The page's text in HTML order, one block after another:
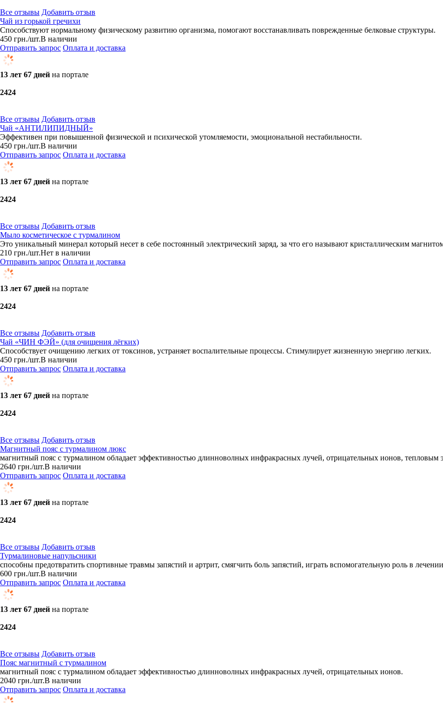
Все отзывы Добавить отзыв
Чай из горькой гречихи
Способствуют нормальному физическому развитию организма, помогают восстанавливать поврежденные белковые структуры.
450 грн./шт.В наличии
Отправить запрос Оплата и доставка
13 лет 67 дней на портале
2424
Все отзывы Добавить отзыв
Чай «АНТИЛИПИДНЫЙ»
Эффективен при повышенной физической и психической утомляемости, эмоциональной нестабильности.
450 грн./шт.В наличии
Отправить запрос Оплата и доставка
13 лет 67 дней на портале
2424
Все отзывы Добавить отзыв
Мыло косметическое с турмалином
Это уникальный минерал который несет в себе постоянный электрический заряд, за что его называют кристаллическим
210 грн./шт.Нет в наличии
Отправить запрос Оплата и доставка
13 лет 67 дней на портале
2424
Все отзывы Добавить отзыв
Чай «ЧИН ФЭЙ» (для очищения лёгких)
Способствует очищению легких от токсинов, устраняет воспалительные процессы. Стимулирует жизненную энергию легких.
450 грн./шт.В наличии
Отправить запрос Оплата и доставка
13 лет 67 дней на портале
2424
Все отзывы Добавить отзыв
Магнитный пояс с турмалином люкс
магнитный пояс с турмалином обладает эффективностью длинноволных инфракрасных лучей, отрицательных ионов, тепловым
2640 грн./шт.В наличии
Отправить запрос Оплата и доставка
13 лет 67 дней на портале
2424
Все отзывы Добавить отзыв
Турмалиновые напульсники
способны предотвратить спортивные травмы запястий и артрит, смягчить боль запястий, играть вспомогательную роль в
600 грн./шт.В наличии
Отправить запрос Оплата и доставка
13 лет 67 дней на портале
2424
Все отзывы Добавить отзыв
Пояс магнитный с турмалином
магнитный пояс с турмалином обладает эффективностью длинноволных инфракрасных лучей, отрицательных ионов.
2040 грн./шт.В наличии
Отправить запрос Оплата и доставка